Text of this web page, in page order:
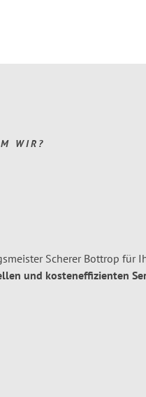
WIR?
Scherer Bottrop für
und kosteneffizienten